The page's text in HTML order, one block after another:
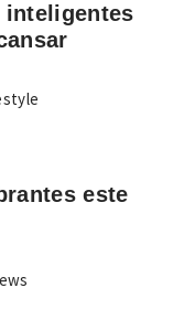
inteligentes
este